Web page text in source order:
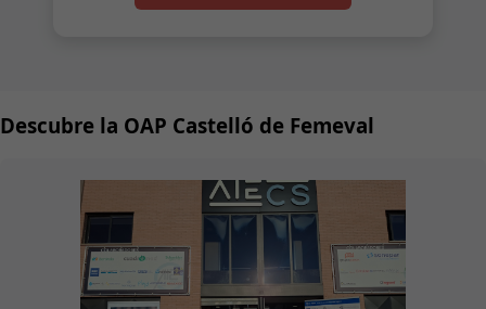
Descubre la OAP Castelló de Femeval